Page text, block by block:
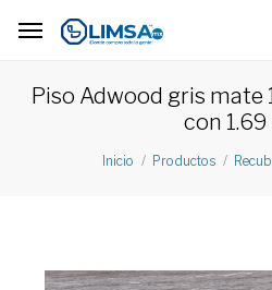
Piso Adwood gris mate
con
Inicio Productos